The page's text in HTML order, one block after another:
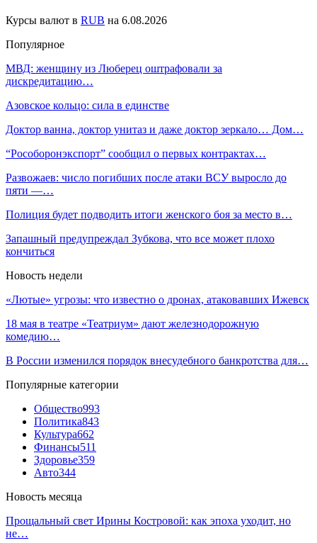
Курсы валют в RUB на 6.08.2026
Популярное
МВД: женщину из Люберец оштрафовали за
дискредитацию…
Азовское кольцо: сила в единстве
Доктор ванна, доктор унитаз и даже доктор зеркало… Дом…
“Рособоронэкспорт” сообщил о первых контрактах…
Развожаев: число погибших после атаки ВСУ выросло до
пяти —…
Полиция будет подводить итоги женского боя за место в…
Запашный предупреждал Зубкова, что все может плохо
кончиться
Новость недели
«Лютые» угрозы: что известно о дронах, атаковавших Ижевск
18 мая в театре «Театриум» дают железнодорожную
комедию…
В России изменился порядок внесудебного банкротства для…
Популярные категории
Общество993
Политика843
Культура662
Финансы511
Здоровье359
Авто344
Новость месяца
Прощальный свет Ирины Костровой: как эпоха уходит, но
не…